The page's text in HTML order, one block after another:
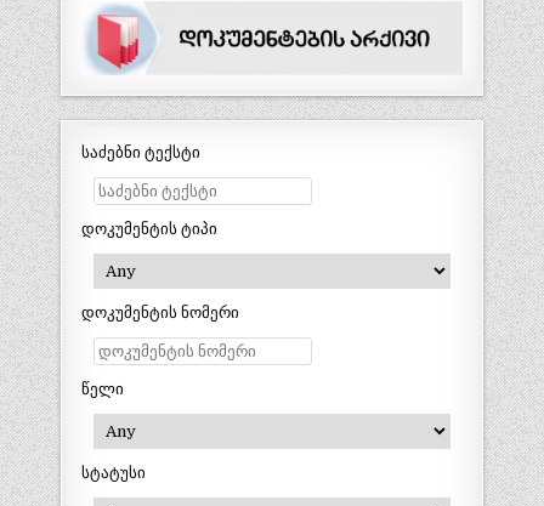
საძებნი ტექსტი
დოკუმენტის ტიპი
დოკუმენტის ნომერი
წელი
სტატუსი